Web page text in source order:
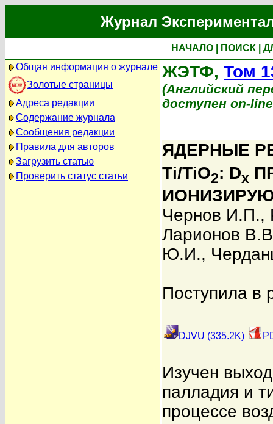
Журнал
НАЧАЛО ПОИСК
Общая информация о журнале
Золотые страницы
Адреса редакции
Содержание журнала
Сообщения редакции
Правила для авторов
Загрузить статью
Проверить статус статьи
ЖЭТФ, Том
(Английский
доступен on-
ЯДЕРНЫЕ
Ti/TiO2: Dx
Чернов И.П.,
Ларионов
Ю.И.,
Поступила в
DJVU (335.2K)
Изучен
палладия и
процессе